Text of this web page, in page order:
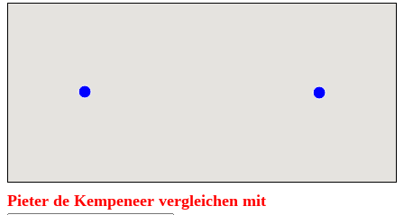
Pieter de Kempeneer vergleichen mit